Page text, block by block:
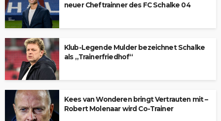
neuer Cheftrainner des FC Schalke 04
Klub-Legende Mulder bezeichnet Schalke
als „Trainerfriedhof“
Kees van Wonderen bringt Vertrauten mit –
Robert Molenaar wird Co-Trainer